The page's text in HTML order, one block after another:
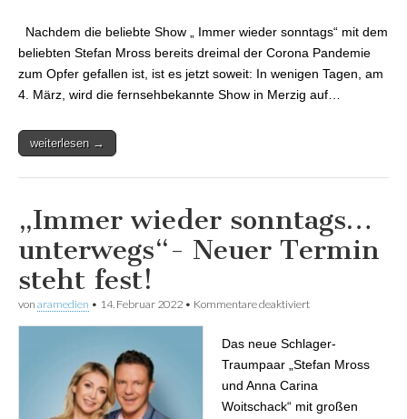
Mross und Anna
Carina Woitschack“
Bühne!
Nachdem die beliebte Show „ Immer wieder sonntags“ mit dem
beliebten Stefan Mross bereits dreimal der Corona Pandemie
zum Opfer gefallen ist, ist es jetzt soweit: In wenigen Tagen, am
4. März, wird die fernsehbekannte Show in Merzig auf…
weiterlesen →
„Immer wieder sonntags…
unterwegs“- Neuer Termin
steht fest!
von aramedien • 14. Februar 2022 • Kommentare deaktiviert
Termin steht fest!
Das neue Schlager-
Traumpaar „Stefan Mross
und Anna Carina
Woitschack“ mit großen